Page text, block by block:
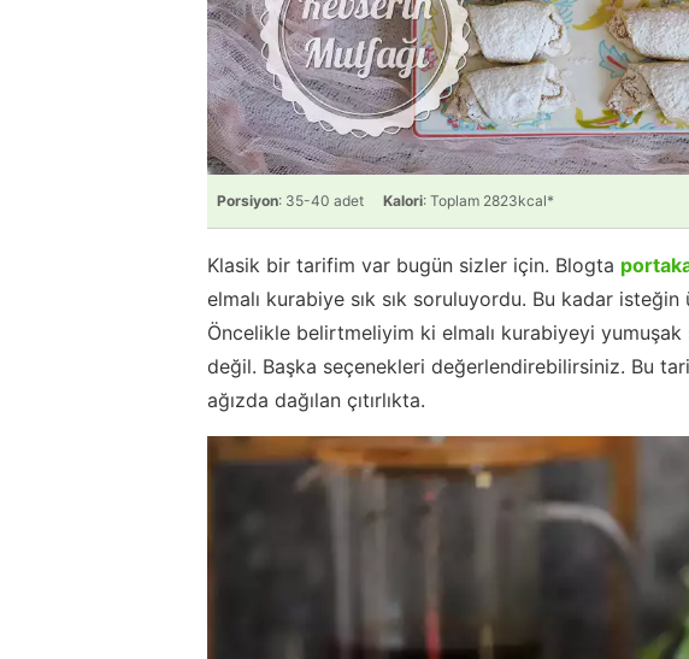
Porsiyon: 35-40 adet Kalori: Toplam 2823kcal*
Klasik bir tarifim var bugün sizler için. Blogta
elmalı kurabiye sık sık soruluyordu. Bu kadar
Öncelikle belirtmeliyim ki elmalı kurabiyeyi yumuşak
değil. Başka seçenekleri değerlendirebilirsiniz. Bu
ağızda dağılan çıtırlıkta.